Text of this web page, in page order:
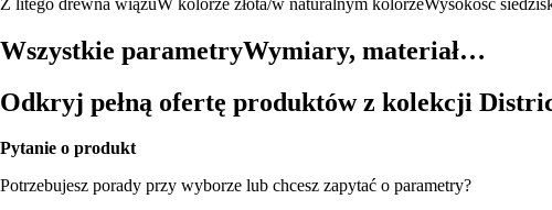
Wszystkie parametryWymiary, materiał…
Odkryj pełną ofertę produktów z kolekcji
Pytanie o produkt
Potrzebujesz porady przy wyborze lub chcesz zapytać o parametry?